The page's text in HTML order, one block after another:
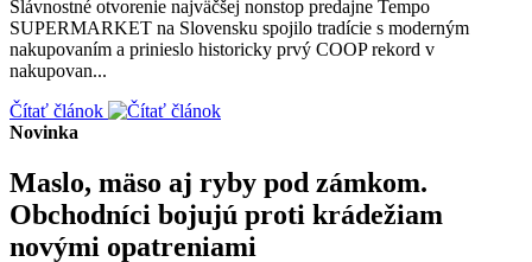
Slávnostné otvorenie najväčšej nonstop predajne Tempo
SUPERMARKET na Slovensku spojilo tradície s moderným
nakupovaním a prinieslo historicky prvý COOP rekord v
nakupovan...
Čítať článok
Novinka
Maslo, mäso aj ryby pod zámkom.
Obchodníci bojujú proti krádežiam
novými opatreniami